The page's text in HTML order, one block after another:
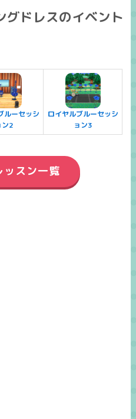
グドレスのイベント
ルーセッシ
ン2
ロイヤルブルーセッシ
ョン3
ッスン一覧